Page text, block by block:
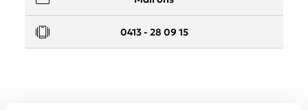
0413 - 28 09 15